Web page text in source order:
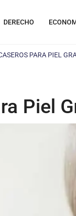
DERECHO
PARA PIEL
Piel